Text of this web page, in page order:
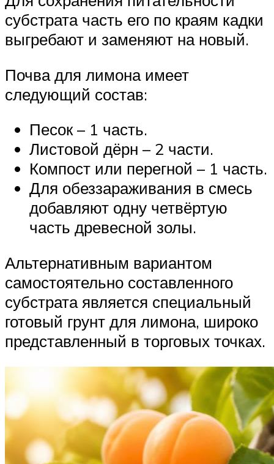
субстрата часть его по краям кадки
выгребают и заменяют на новый.
Почва для лимона имеет
следующий состав:
Песок – 1 часть.
Листовой дёрн – 2 части.
Компост или перегной – 1 часть.
Для обеззараживания в смесь
добавляют одну четвёртую
часть древесной золы.
Альтернативным вариантом
самостоятельно составленного
субстрата является специальный
готовый грунт для лимона, широко
представленный в торговых точках.